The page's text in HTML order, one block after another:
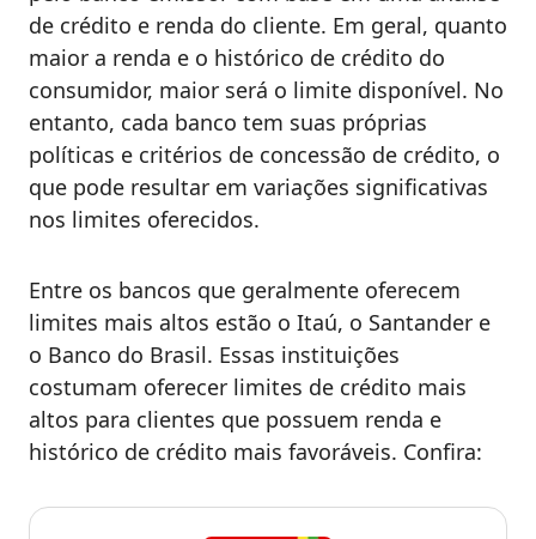
de crédito e renda do cliente. Em geral, quanto
maior a renda e o histórico de crédito do
consumidor, maior será o limite disponível. No
entanto, cada banco tem suas próprias
políticas e critérios de concessão de crédito, o
que pode resultar em variações significativas
nos limites oferecidos.
Entre os bancos que geralmente oferecem
limites mais altos estão o Itaú, o Santander e
o Banco do Brasil. Essas instituições
costumam oferecer limites de crédito mais
altos para clientes que possuem renda e
histórico de crédito mais favoráveis. Confira: